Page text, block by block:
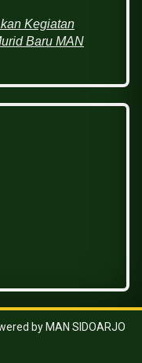
Kegiatan
Baru MAN
by MAN SIDOARJO